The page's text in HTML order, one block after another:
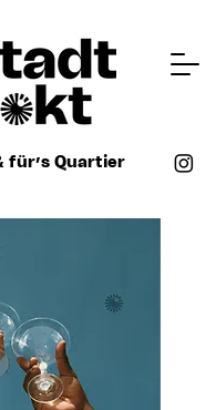
für’s Quartier